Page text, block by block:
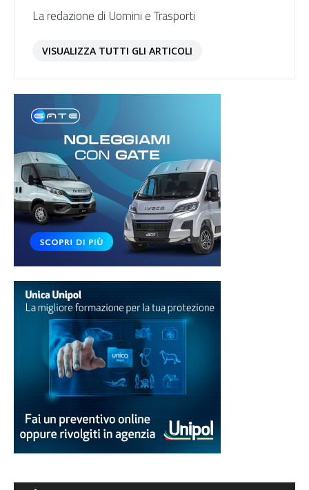
La redazione di Uomini e Trasporti
VISUALIZZA TUTTI GLI ARTICOLI